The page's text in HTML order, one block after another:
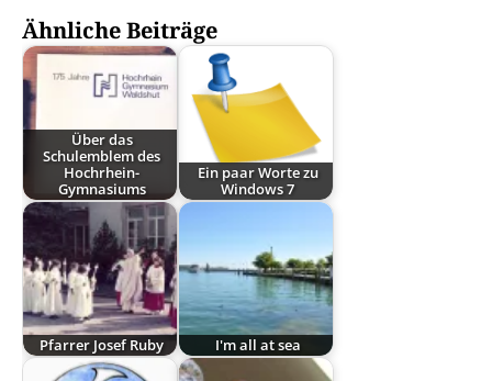
Ähnliche Beiträge
Über das
Schulemblem des
Hochrhein-
Gymnasiums
Ein paar Worte zu
Windows 7
Pfarrer Josef Ruby I'm all at sea